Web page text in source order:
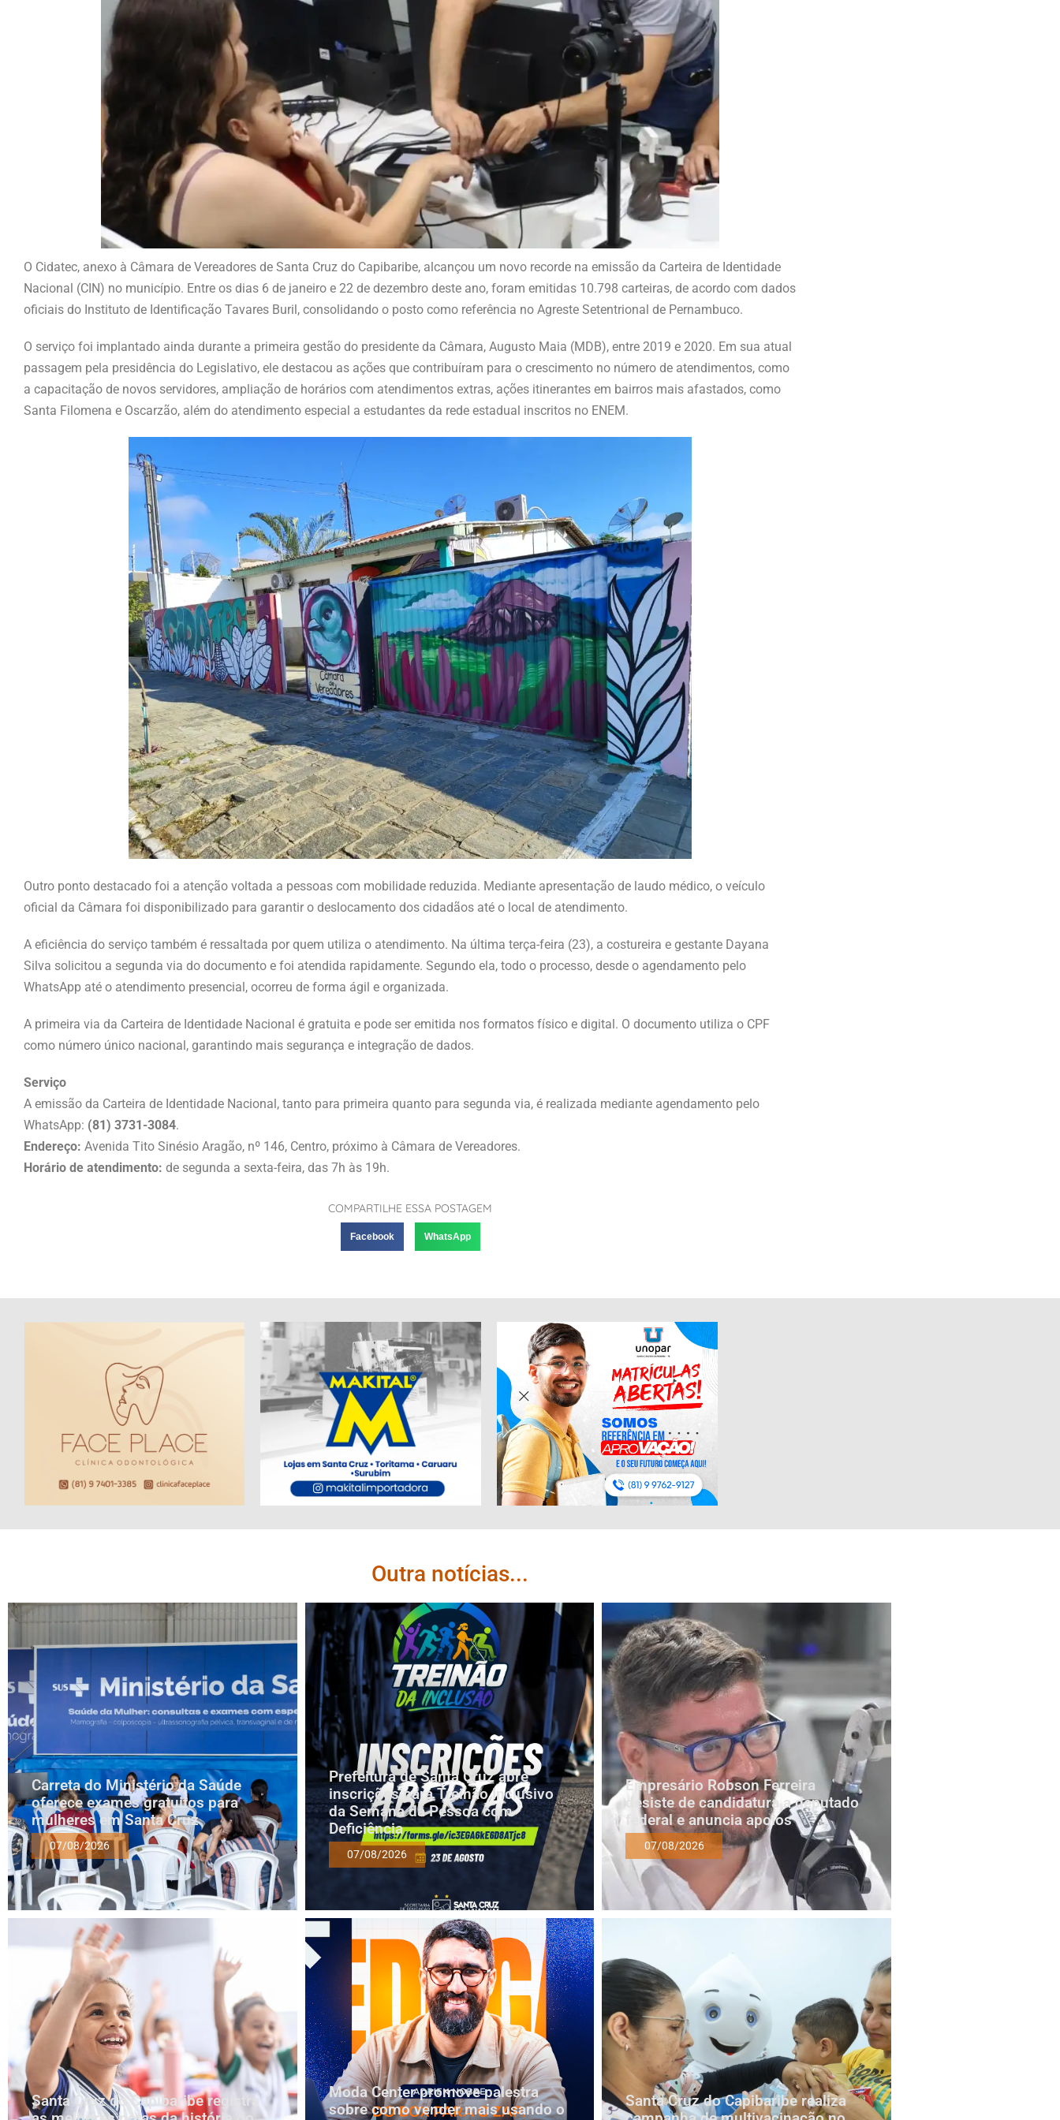
O Cidatec, anexo à Câmara de Vereadores de Santa Cruz do Capibaribe, alcançou um novo recorde na emissão da Carteira de Identidade
Nacional (CIN) no município. Entre os dias 6 de janeiro e 22 de dezembro deste ano, foram emitidas 10.798 carteiras, de acordo com dados
oficiais do Instituto de Identificação Tavares Buril, consolidando o posto como referência no Agreste Setentrional de Pernambuco.
O serviço foi implantado ainda durante a primeira gestão do presidente da Câmara, Augusto Maia (MDB), entre 2019 e 2020. Em sua atual
passagem pela presidência do Legislativo, ele destacou as ações que contribuíram para o crescimento no número de atendimentos, como
a capacitação de novos servidores, ampliação de horários com atendimentos extras, ações itinerantes em bairros mais afastados, como
Santa Filomena e Oscarzão, além do atendimento especial a estudantes da rede estadual inscritos no ENEM.
Outro ponto destacado foi a atenção voltada a pessoas com mobilidade reduzida. Mediante apresentação de laudo médico, o veículo
oficial da Câmara foi disponibilizado para garantir o deslocamento dos cidadãos até o local de atendimento.
A eficiência do serviço também é ressaltada por quem utiliza o atendimento. Na última terça-feira (23), a costureira e gestante Dayana
Silva solicitou a segunda via do documento e foi atendida rapidamente. Segundo ela, todo o processo, desde o agendamento pelo
WhatsApp até o atendimento presencial, ocorreu de forma ágil e organizada.
A primeira via da Carteira de Identidade Nacional é gratuita e pode ser emitida nos formatos físico e digital. O documento utiliza o CPF
como número único nacional, garantindo mais segurança e integração de dados.
Serviço
A emissão da Carteira de Identidade Nacional, tanto para primeira quanto para segunda via, é realizada mediante agendamento pelo
WhatsApp: (81) 3731-3084.
Endereço: Avenida Tito Sinésio Aragão, nº 146, Centro, próximo à Câmara de Vereadores.
Horário de atendimento: de segunda a sexta-feira, das 7h às 19h.
COMPARTILHE ESSA POSTAGEM
Facebook WhatsApp
Outra notícias...
Carreta do Ministério da Saúde
oferece exames gratuitos para
mulheres em Santa Cruz
07/08/2026
Prefeitura de Santa Cruz abre
inscrições para Treinão Inclusivo
da Semana da Pessoa com
Deficiência
07/08/2026
Empresário Robson Ferreira
desiste de candidatura a deputado
federal e anuncia apoios
07/08/2026
Santa Cruz do Capibaribe registra
Moda Center promove palestra
sobre como vender mais usando o
Santa Cruz do Capibaribe realiza